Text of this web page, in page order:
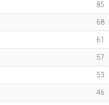
85
68
61
57
53
46